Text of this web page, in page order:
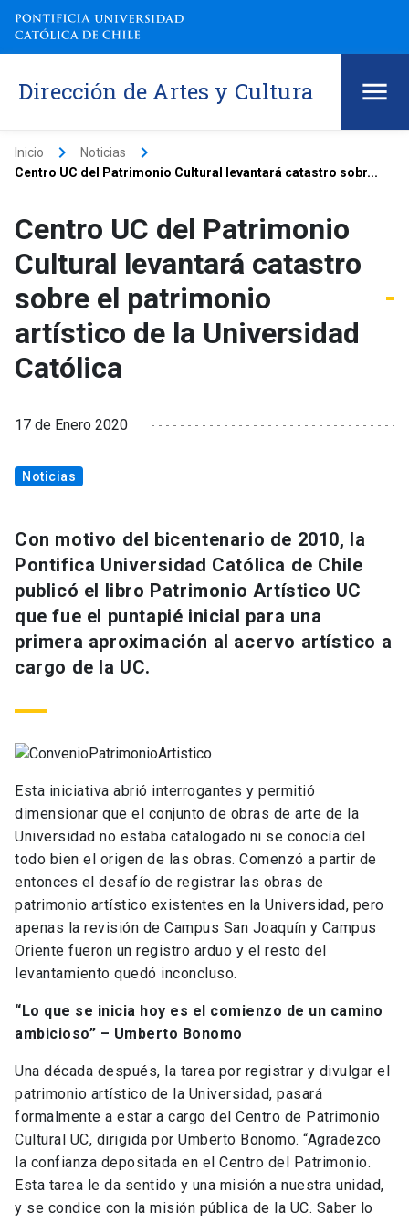
Dirección de Artes y Cultura
Inicio keyboard_arrow_right Noticias keyboard_arrow_right
Centro UC del Patrimonio Cultural levantará catastro sobr...
Centro UC del Patrimonio
Cultural levantará catastro
sobre el patrimonio
artístico de la Universidad
Católica
17 de Enero 2020
Noticias
Con motivo del bicentenario de 2010, la
Pontifica Universidad Católica de Chile
publicó el libro Patrimonio Artístico UC
que fue el puntapié inicial para una
primera aproximación al acervo artístico a
cargo de la UC.
Esta iniciativa abrió interrogantes y permitió
dimensionar que el conjunto de obras de arte de la
Universidad no estaba catalogado ni se conocía del
todo bien el origen de las obras. Comenzó a partir de
entonces el desafío de registrar las obras de
patrimonio artístico existentes en la Universidad, pero
apenas la revisión de Campus San Joaquín y Campus
Oriente fueron un registro arduo y el resto del
levantamiento quedó inconcluso.
“Lo que se inicia hoy es el comienzo de un camino
ambicioso” – Umberto Bonomo
Una década después, la tarea por registrar y divulgar el
patrimonio artístico de la Universidad, pasará
formalmente a estar a cargo del Centro de Patrimonio
Cultural UC, dirigida por Umberto Bonomo. “Agradezco
la confianza depositada en el Centro del Patrimonio.
Esta tarea le da sentido y una misión a nuestra unidad,
y se condice con la misión pública de la UC. Saber lo